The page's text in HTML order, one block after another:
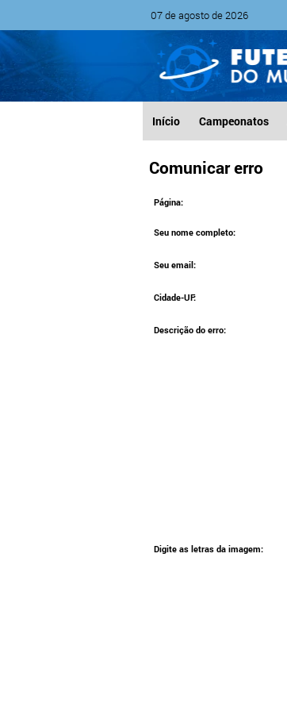
07 de agosto de 2026
Início Campeonatos
Comunicar erro
Página:
Seu nome completo:
Seu email:
Cidade-UF:
Descrição do erro:
Digite as letras da imagem: